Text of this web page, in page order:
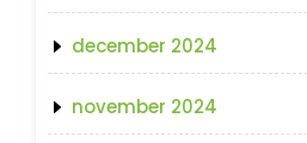
december 2024
november 2024